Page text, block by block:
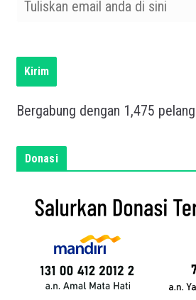
k
a
a
Kirim
Bergabung dengan 1,475
Donasi